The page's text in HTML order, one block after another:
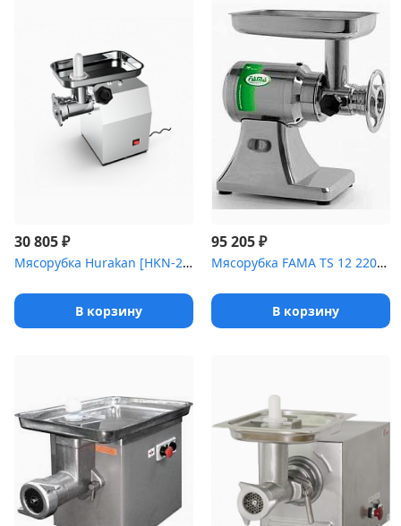
30 805₽
Мясорубка Hurakan [HKN-22CRE]
В корзину
95 205₽
Мясорубка FAMA TS 12 220В [(FTS 126UE)]
В корзину